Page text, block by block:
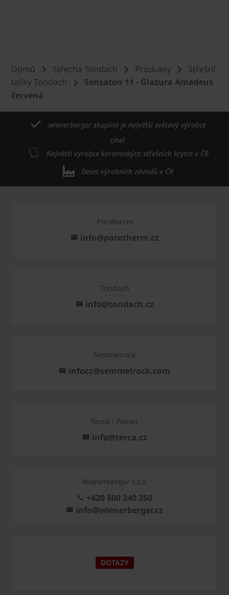
Domů Střecha Tondach Produkty
Střešní
tašky Tondach
Sensaton 11 - Glazura Amadeus
červená
wienerberger skupina je největší světový výrobce
cihel
Největší výrobce keramických střešních krytin v ČR
Deset výrobních závodů v ČR
Porotherm
info@porotherm.cz
Tondach
info@tondach.cz
Semmelrock
infocz@semmelrock.com
Terca / Penter
info@terca.cz
Wienerberger s.r.o.
+420 800 240 250
info@wienerberger.cz
DOTAZY